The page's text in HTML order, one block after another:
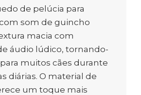
de pelúcia para
som de guincho
macia com
áudio lúdico, tornando-
muitos cães durante
diárias. O material de
um toque mais